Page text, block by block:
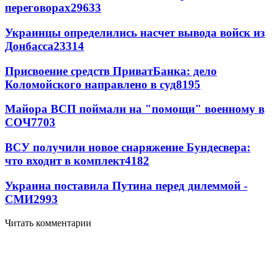
переговорах29633
Украинцы определились насчет вывода войск из
Донбасса23314
Присвоение средств ПриватБанка: дело
Коломойского направлено в суд8195
Майора ВСП поймали на "помощи" военному в
СОЧ7703
ВСУ получили новое снаряжение Бундесвера:
что входит в комплект4182
Украина поставила Путина перед дилеммой -
СМИ2993
Читать комментарии